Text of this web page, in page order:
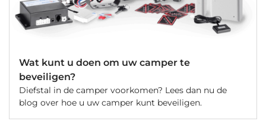
Wat kunt u doen om uw camper te
beveiligen?
Diefstal in de camper voorkomen? Lees dan nu de
blog over hoe u uw camper kunt beveiligen.